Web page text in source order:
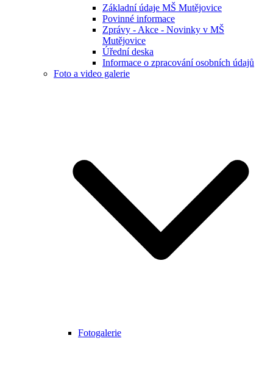
Základní údaje MŠ Mutějovice
Povinné informace
Zprávy - Akce - Novinky v MŠ
Mutějovice
Úřední deska
Informace o zpracování osobních údajů
Foto a video galerie
Fotogalerie